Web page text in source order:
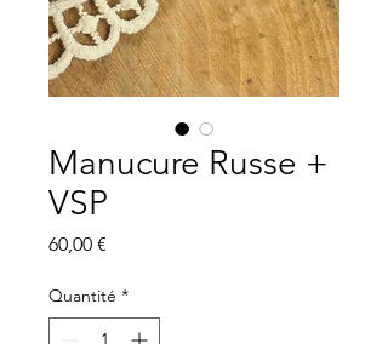
Manucure Russe +
VSP
60,00 €
Quantité *